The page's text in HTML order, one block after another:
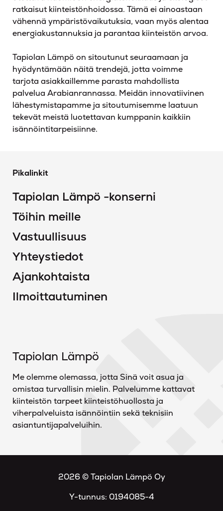
ratkaisut kiinteistönhoidossa. Tämä ei ainoastaan
vähennä ympäristövaikutuksia, vaan myös alentaa
energiakustannuksia ja parantaa kiinteistön arvoa.
Tapiolan Lämpö on sitoutunut seuraamaan ja
hyödyntämään näitä trendejä, jotta voimme
tarjota asiakkaillemme parasta mahdollista
palvelua Arabianrannassa. Meidän innovatiivinen
lähestymistapamme ja sitoutumisemme laatuun
tekevät meistä luotettavan kumppanin kaikkiin
isännöintitarpeisiinne.
Pikalinkit
Tapiolan Lämpö -konserni
Töihin meille
Vastuullisuus
Yhteystiedot
Ajankohtaista
Ilmoittautuminen
Tapiolan Lämpö
Me olemme olemassa, jotta Sinä voit asua ja
omistaa turvallisin mielin. Palvelumme kattavat
kiinteistön tarpeet kiinteistöhuollosta ja
viherpalveluista isännöintiin sekä teknisiin
asiantuntijapalveluihin.
2026 © Tapiolan Lämpö Oy
Y-tunnus: 0194085-4